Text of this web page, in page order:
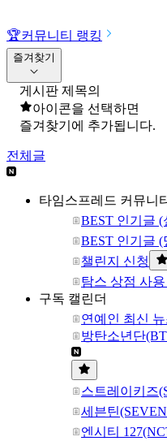
🏆커뮤니티 랭킹
즐겨찾기
게시판 제목의
아이콘을 선택하면
즐겨찾기에 추가됩니다.
전체글
타임스프레드 커뮤니티
BEST 인기글 (
BEST 인기글
챌린지 신청
탐스 상점 사용
구독 캘린더
연예인 최신
방탄소년단
스트레이키즈
세븐틴
엔시티